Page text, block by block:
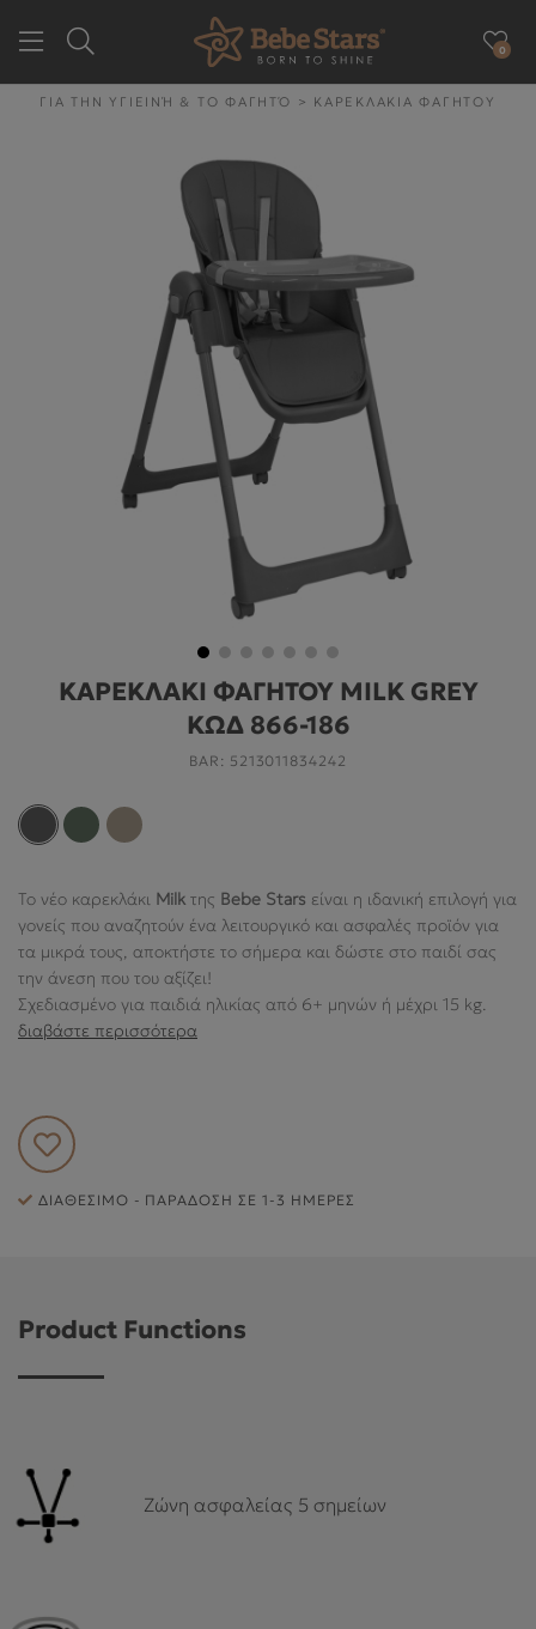
GR EN
ΓΙΑ ΤΗΝ ΒΟΛΤΑ
ΓΙΑ ΤΟ ΑΥΤΟΚΙΝΗΤΟ
ΓΙΑ ΤΗΝ ΥΓΙΕΙΝΉ & ΤΟ
Ο ΛΟΓΑΡΙΑΣΜΌΣ ΜΟΥ
ABOUT US
ΠΛΗΡΟΦΟΡΙΕΣ
0
ΓΙΑ ΤΗΝ ΥΓΙΕΙΝΉ & ΤΟ ΦΑΓΗΤΌ > ΚΑΡΕΚΛΑΚΙΑ ΦΑΓΗΤΟΥ
ΚΑΡΕΚΛΑΚΙ ΦΑΓΗΤΟΥ MILK GREY
ΚΩΔ 866-186
BAR: 5213011834242
Το νέο καρεκλάκι Milk της Bebe Stars είναι η ιδανική επιλογή για
γονείς που αναζητούν ένα λειτουργικό και ασφαλές προϊόν για
τα μικρά τους, αποκτήστε το σήμερα και δώστε στο παιδί σας
την άνεση που του αξίζει!
Σχεδιασμένο για παιδιά ηλικίας από 6+ μηνών ή μέχρι 15 kg.
διαβάστε περισσότερα
ΔΙΑΘΈΣΙΜΟ - ΠΑΡΆΔΟΣΗ ΣΕ 1-3 ΗΜΈΡΕΣ
Product Functions
Ζώνη ασφαλείας 5 σημείων